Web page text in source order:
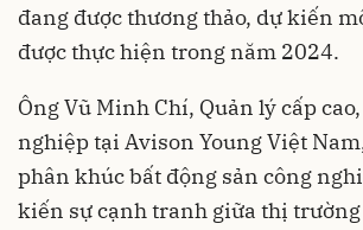
đang được thương thảo, dự kiến
được thực hiện trong năm 2024.
Ông Vũ Minh Chí, Quản lý cấp
nghiệp tại Avison Young Việt
phân khúc bất động sản công
kiến sự cạnh tranh giữa thị